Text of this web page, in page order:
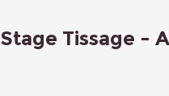
Stage Tissage -